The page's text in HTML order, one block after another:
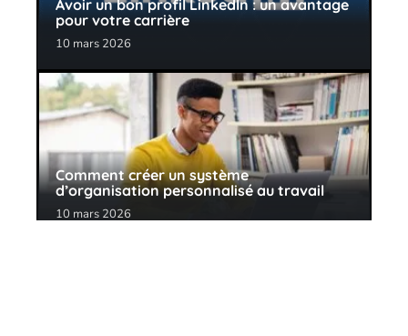
Avoir un bon profil LinkedIn : un avantage
pour votre carrière
10 mars 2026
Comment créer un système
d’organisation personnalisé au travail
10 mars 2026